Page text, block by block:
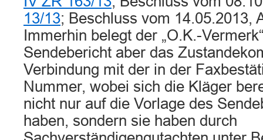
13/13; Beschluss vom 14.05.2013,
Immerhin belegt der „O.K.-
Sendebericht aber das
Verbindung mit der in der
Nummer, wobei sich die Kläger
nicht nur auf die Vorlage des
haben, sondern sie haben durch